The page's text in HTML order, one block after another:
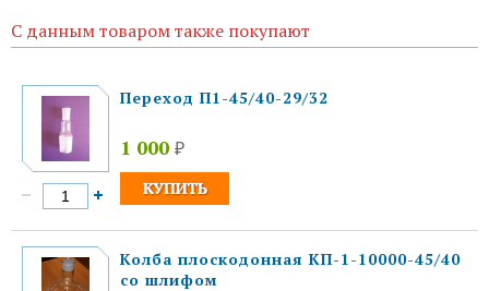
С данным товаром также покупают
Переход П1-45/40-29/32
1 000 ₽
Колба плоскодонная КП-1-10000-45/40
со шлифом